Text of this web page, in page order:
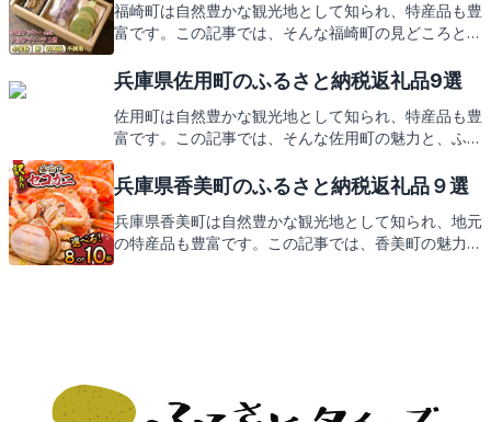
福崎町は自然豊かな観光地として知られ、特産品も豊
富です。この記事では、そんな福崎町の見どころと、
味覚や工芸品など、心躍る返礼品の数々をご期待くだ
兵庫県佐用町のふるさと納税返礼品9選
佐用町は自然豊かな観光地として知られ、特産品も豊
富です。この記事では、そんな佐用町の魅力と、ふる
をお楽しみに。
兵庫県香美町のふるさと納税返礼品９選
兵庫県香美町は自然豊かな観光地として知られ、地元
の特産品も豊富です。この記事では、香美町の魅力を